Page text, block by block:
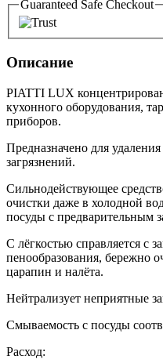
0,5л
1/20
Guaranteed Safe Checkout
Описание
PIATTI LUX
кухонного оборудования,
приборов.
Предназначено для
загрязнений.
Сильнодействующее
очистки даже в холодной
посуды с предварительным
С лёгкостью справляется с
пенообразования, бережно
царапин и налёта.
Нейтрализует неприятные
Смываемость с посуды
Расход: